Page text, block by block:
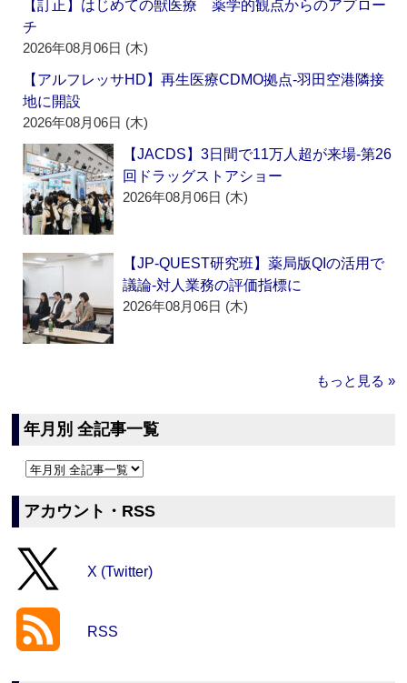
【訂正】はじめての獣医療 薬学的観点からのアプロー
チ
2026年08月06日 (木)
【アルフレッサHD】再生医療CDMO拠点‐羽田空港隣接
地に開設
2026年08月06日 (木)
【JACDS】3日間で11万人超が来場‐第26
回ドラッグストアショー
2026年08月06日 (木)
【JP-QUEST研究班】薬局版QIの活用で
議論‐対人業務の評価指標に
2026年08月06日 (木)
もっと見る »
年月別 全記事一覧
アカウント・RSS
X (Twitter)
RSS